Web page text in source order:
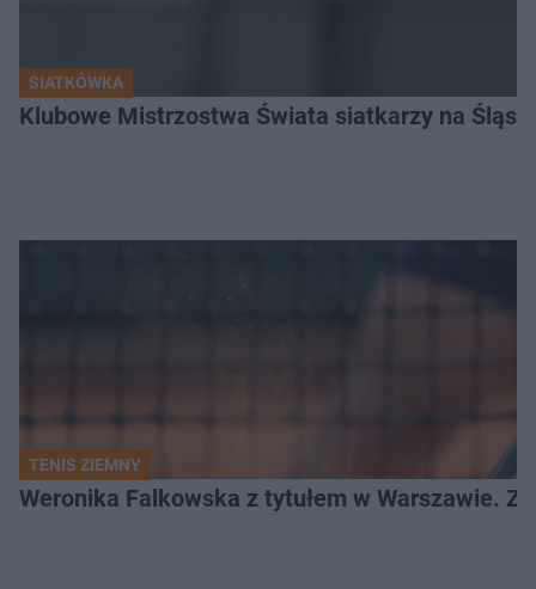
SIATKÓWKA
Klubowe Mistrzostwa Świata siatkarzy na
TENIS ZIEMNY
Weronika Falkowska z tytułem w Warszawie.